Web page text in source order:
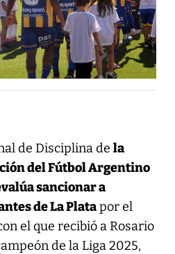
de Disciplina de la
del Fútbol Argentino
sancionar a
de La Platapor el
el que recibió a Rosario
de la Liga 2025,